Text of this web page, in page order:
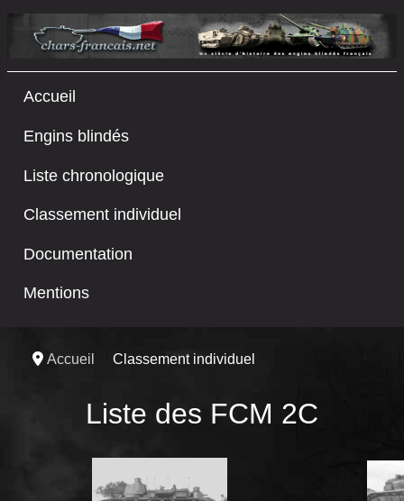
Accueil
Engins blindés
Liste chronologique
Classement individuel
Documentation
Mentions
Accueil Classement individuel
Liste des FCM 2C